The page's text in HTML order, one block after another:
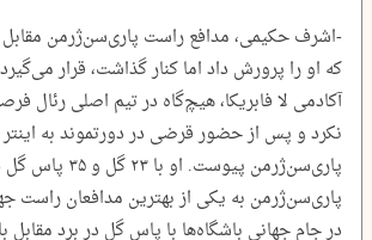
-اشرف حکیمی، مدافع راست پاری‌سن‌ژرمن مقابل
که او را پرورش داد اما کنار گذاشت، قرار
آکادمی لا فابریکا، هیچ‌گاه در تیم اصلی رئال
نکرد و پس از حضور قرضی در دورتموند به
پاری‌سن‌ژرمن به یکی از بهترین مدافعان راست
در جام جهانی باشگاه‌ها با پاس گل در برد مقابل